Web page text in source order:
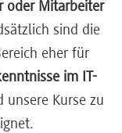
oder Mitarbeiter
sind die
eher für
im IT-
Kurse zu